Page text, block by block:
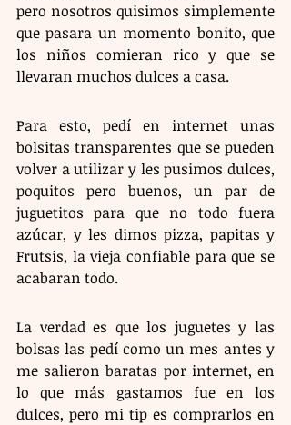
pero nosotros quisimos simplemente
que pasara un momento bonito, que
los niños comieran rico y que se
llevaran muchos dulces a casa.
Para esto, pedí en internet unas
bolsitas transparentes que se pueden
volver a utilizar y les pusimos dulces,
poquitos pero buenos, un par de
juguetitos para que no todo fuera
azúcar, y les dimos pizza, papitas y
Frutsis, la vieja confiable para que se
acabaran todo.
La verdad es que los juguetes y las
bolsas las pedí como un mes antes y
me salieron baratas por internet, en
lo que más gastamos fue en los
dulces, pero mi tip es comprarlos en